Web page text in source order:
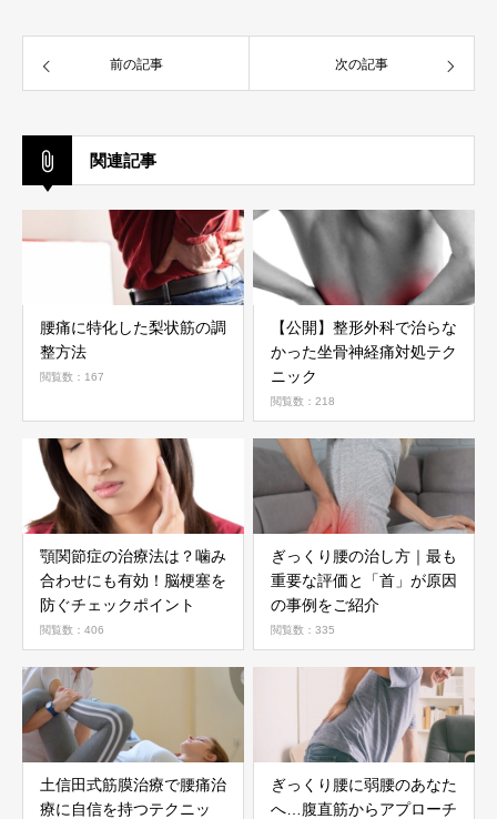
前の記事 次の記事
関連記事
腰痛に特化した梨状筋の調
整方法
閲覧数：167
【公開】整形外科で治らな
かった坐骨神経痛対処テク
ニック
閲覧数：218
顎関節症の治療法は？噛み
合わせにも有効！脳梗塞を
防ぐチェックポイント
閲覧数：406
ぎっくり腰の治し方｜最も
重要な評価と「首」が原因
の事例をご紹介
閲覧数：335
土信田式筋膜治療で腰痛治
療に自信を持つテクニッ
ぎっくり腰に弱腰のあなた
へ…腹直筋からアプローチ